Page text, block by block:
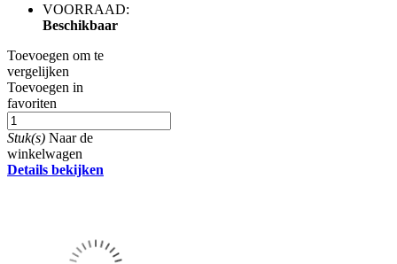
VOORRAAD:
Beschikbaar
Toevoegen om te
vergelijken
Toevoegen in
favoriten
Stuk(s) Naar de
winkelwagen
Details bekijken